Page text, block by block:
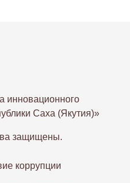
Саха (Якутия)»
защищены.
коррупции